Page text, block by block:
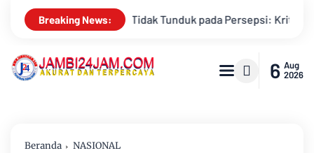
Breaking News:
Kritik Terhadap Monopoli Kebenaran oleh Media dan
6 Aug
2026
Beranda NASIONAL